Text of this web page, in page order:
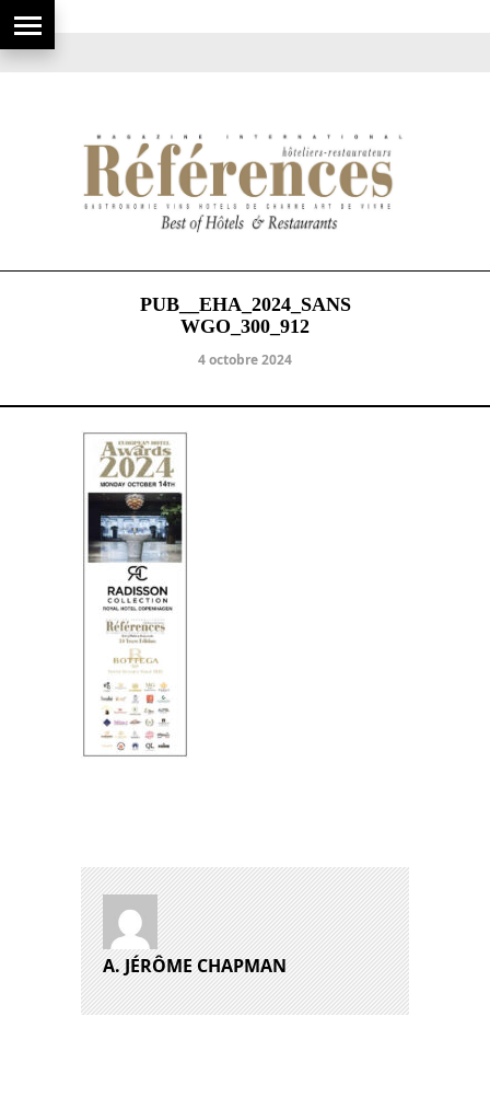
PUB__EHA_2024_SANS
WGO_300_912
4 octobre 2024
A. JÉRÔME CHAPMAN